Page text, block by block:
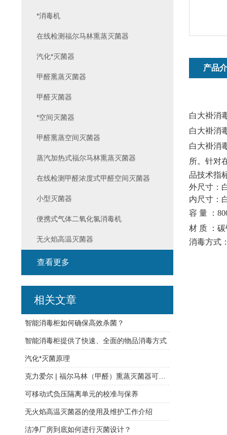
产品
白大褂消
白大褂消
白大褂消
所‌。针对
品技术指
外尺寸：
内尺寸：
容 量 ：
材 质 ：
消毒方式
*消毒机
在线检测福尔马林熏蒸灭菌器
汽化*灭菌器
甲醛熏蒸灭菌器
甲醛灭菌器
*空间灭菌器
甲醛熏蒸空间灭菌器
蒸汽加热式福尔马林熏蒸灭菌器
在线检测甲醛浓度式甲醛空间灭菌器
小型灭菌器
便携式气体二氧化氯消毒机
无火焰高温灭菌器
查看更多
相关文章
智能消毒柜如何确保高效杀菌？
智能消毒柜提供了快速、全面的物品消毒方式
汽化*灭菌原理
可移动式负压隔离单元的校准与保养
无火焰高温灭菌器的使用及维护工作介绍
洁净厂房到底如何进行灭菌设计？